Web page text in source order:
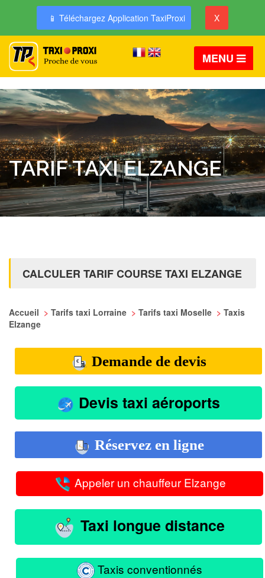
📱 Téléchargez Application TaxiProxi X
MENU
TARIF TAXI ELZANGE
CALCULER TARIF COURSE TAXI ELZANGE
Accueil > Tarifs taxi Lorraine > Tarifs taxi Moselle > Taxis
Elzange
Demande de devis
Devis taxi aéroports
Réservez en ligne
Appeler un chauffeur Elzange
Taxi longue distance
Taxis conventionnés